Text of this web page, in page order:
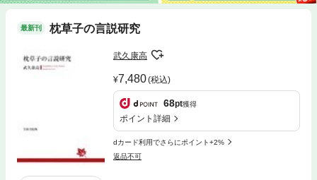
最新刊 枕草子の言説研究
武久康高
7,480(税込)
68pt獲得
ポイント詳細
dカード利用でさらにポイント+2%
返品不可